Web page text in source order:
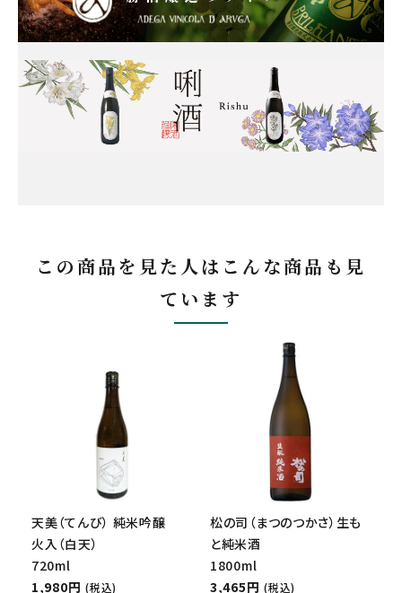
この商品を見た人はこんな商品も見
ています
天美（てんび） 純米吟醸
火入（白天）
720ml
1,980円 (税込)
松の司（まつのつかさ）生も
と純米酒
1800ml
3,465円 (税込)